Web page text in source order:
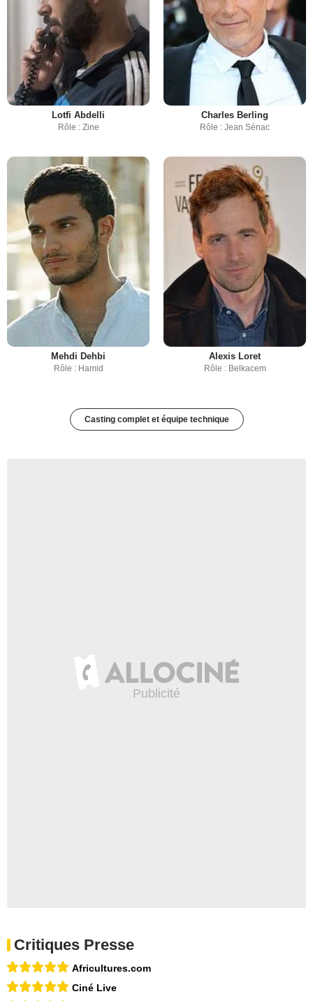
Lotfi Abdelli
Rôle : Zine
Charles Berling
Rôle : Jean Sénac
Mehdi Dehbi
Rôle : Hamid
Alexis Loret
Rôle : Belkacem
Casting complet et équipe technique
Critiques Presse
Africultures.com
Ciné Live